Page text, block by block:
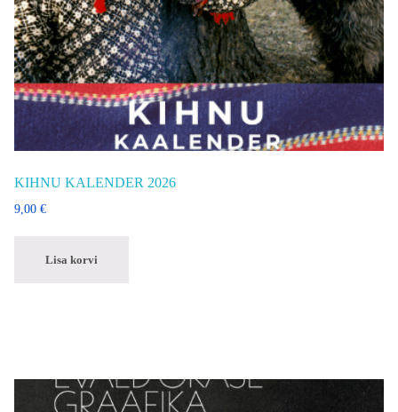
KIHNU KALENDER 2026
9,00 €
Lisa korvi